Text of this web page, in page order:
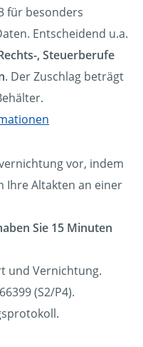
für besonders
Entscheidend u.a.
, Steuerberufe
. Der Zuschlag beträgt
vor, indem
Ihre Altakten an einer
Sie 15 Minuten
und Vernichtung.
(S2/P4).